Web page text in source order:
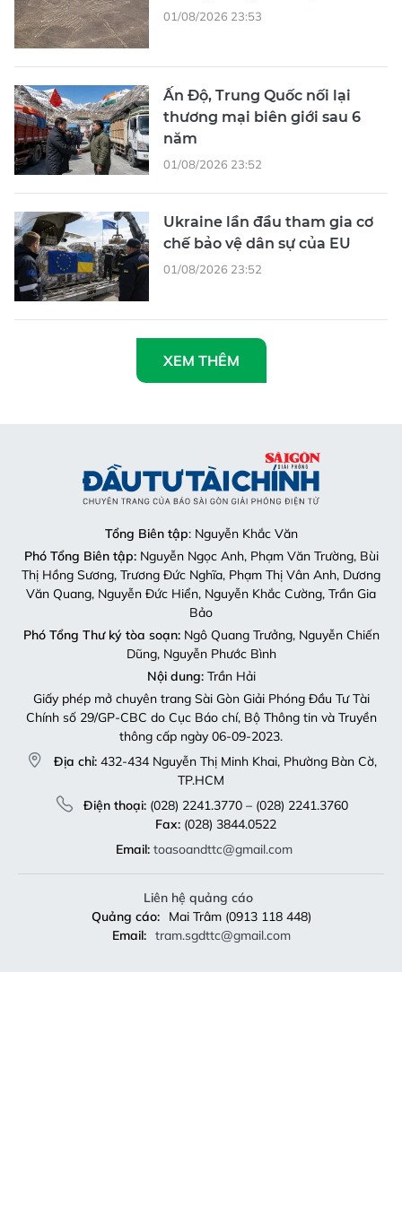
01/08/2026 23:53
Ấn Độ, Trung Quốc nối lại
thương mại biên giới sau 6
năm
01/08/2026 23:52
Ukraine lần đầu tham gia cơ
chế bảo vệ dân sự của EU
01/08/2026 23:52
XEM THÊM
Tổng Biên tập: Nguyễn Khắc Văn
Phó Tổng Biên tập:Nguyễn Ngọc Anh, Phạm Văn Trường, Bùi
Thị Hồng Sương, Trương Đức Nghĩa, Phạm Thị Vân Anh, Dương
Văn Quang, Nguyễn Đức Hiển, Nguyễn Khắc Cường, Trần Gia
Bảo
Phó Tổng Thư ký tòa soạn:Ngô Quang Trưởng, Nguyễn Chiến
Dũng, Nguyễn Phước Bình
Nội dung:Trần Hải
Giấy phép mở chuyên trang Sài Gòn Giải Phóng Đầu Tư Tài
Chính số 29/GP-CBC do Cục Báo chí, Bộ Thông tin và Truyền
thông cấp ngày 06-09-2023.
Địa chỉ: 432-434 Nguyễn Thị Minh Khai, Phường Bàn Cờ,
TP.HCM
Điện thoại:(028) 2241.3770 – (028) 2241.3760
Fax:(028) 3844.0522
Email: toasoandttc@gmail.com
Liên hệ quảng cáo
Quảng cáo:
Mai Trâm (0913 118 448)
Email: tram.sgdttc@gmail.com